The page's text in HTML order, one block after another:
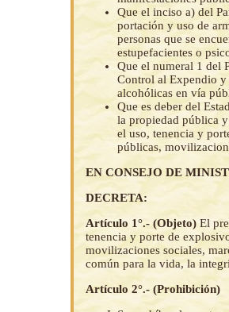
Que el inciso a) del
portación y uso de
personas que se
estupefacientes o
Que el numeral 1 del
Control al Expendio y
alcohólicas en vía
Que es deber del
la propiedad pública
el uso, tenencia y
públicas,
EN CONSEJO DE
DECRETA:
Artículo 1°.- (Objeto) El
tenencia y porte de
movilizaciones sociales,
común para la vida, la
Artículo 2°.- (Prohibición)